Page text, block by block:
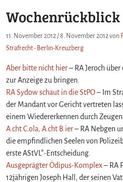
Wochenrückblick
11. November 2012 /8. November 2012von
Strafrecht - Berlin-Kreuzberg
Aber bitte nicht hier– RA Jeroch über
zur Anzeige zu bringen.
RA Sydow schaut in die StPO– Im
der Mandant vor Gericht vertreten
einem Wiedererkennen durch Zeugen
A.cht C.ola, A.cht B.ier– RA Nebgen
die empfindlichen Seelen von
erste AStVL*-Entscheidung.
Ausgeprägter Ödipus-Komplex– RA
12jährigen Joseph Hall, der seinen